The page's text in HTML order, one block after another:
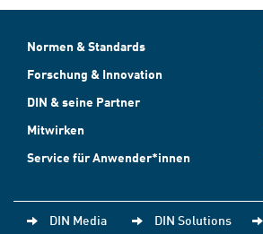
Normen & Standards
Forschung & Innovation
DIN & seine Partner
Mitwirken
Service für Anwender*innen
DIN Media DIN Solutions